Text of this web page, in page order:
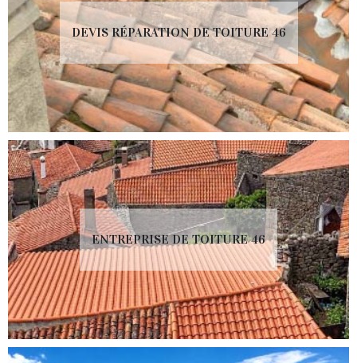
DEVIS RÉPARATION DE TOITURE 46
ENTREPRISE DE TOITURE 46